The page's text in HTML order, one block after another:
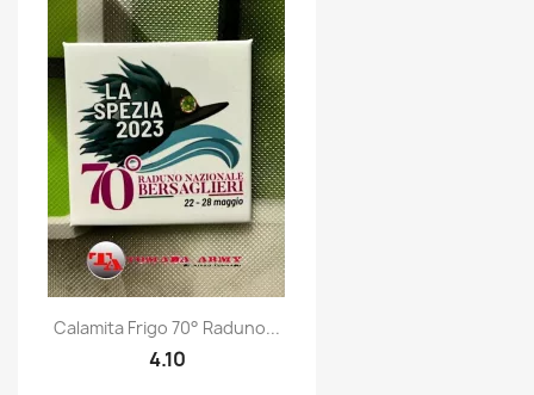
Quick view
Calamita Frigo 70° Raduno...
4.10